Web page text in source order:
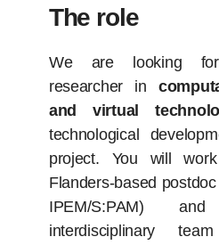
The role
We are looking
researcher in
and virtual
technological
project. You will
Flanders-based
IPEM/S:PAM)
interdisciplinary